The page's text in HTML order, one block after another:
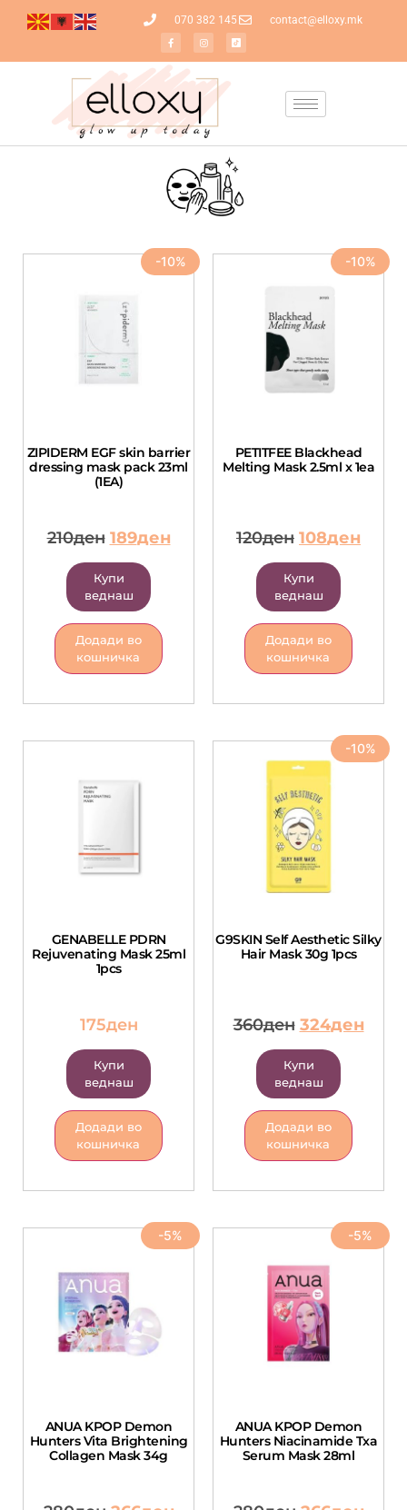
070 382 145 contact@elloxy.mk
-10%
ZIPIDERM EGF skin barrier
dressing mask pack 23ml
(1EA)
210ден 189ден
Купи
веднаш
Додади во
кошничка
-10%
PETITFEE Blackhead
Melting Mask 2.5ml x 1ea
120ден 108ден
Купи
веднаш
Додади во
кошничка
GENABELLE PDRN
Rejuvenating Mask 25ml
1pcs
175ден
Купи
веднаш
Додади во
кошничка
-10%
G9SKIN Self Aesthetic Silky
Hair Mask 30g 1pcs
360ден 324ден
Купи
веднаш
Додади во
кошничка
-5%
ANUA KPOP Demon
Hunters Vita Brightening
Collagen Mask 34g
-5%
ANUA KPOP Demon
Hunters Niacinamide Txa
Serum Mask 28ml